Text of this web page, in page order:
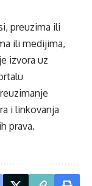
preuzima ili
ili medijima,
izvora uz
i linkovanja
prava.